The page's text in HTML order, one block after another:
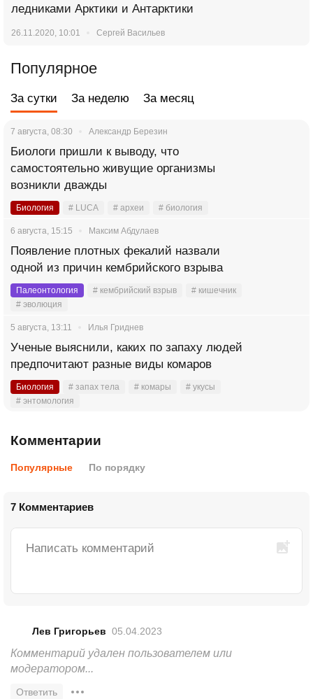
ледниками Арктики и Антарктики
26.11.2020, 10:01 Сергей Васильев
Популярное
За сутки За неделю За месяц
7 августа, 08:30 Александр Березин
Биологи пришли к выводу, что
самостоятельно живущие организмы
возникли дважды
Биология # LUCA # археи # биология
6 августа, 15:15 Максим Абдулаев
Появление плотных фекалий назвали
одной из причин кембрийского взрыва
Палеонтология # кембрийский взрыв
# кишечник
# эволюция
5 августа, 13:11 Илья Гриднев
Ученые выяснили, каких по запаху людей
предпочитают разные виды комаров
Биология # запах тела # комары
# укусы
# энтомология
Комментарии
Популярные По порядку
7 Комментариев
Лев Григорьев 05.04.2023
Комментарий удален пользователем или
модератором...
Ответить